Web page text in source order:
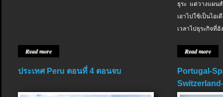
Read more
ธุระ แต่วางแผน
เอาไปใช้เป็นไอ
เวลาไปธุระกิจที่อั
Read more
ประเทศ Peru ตอนที่ 4 ตอนจบ
Portugal-